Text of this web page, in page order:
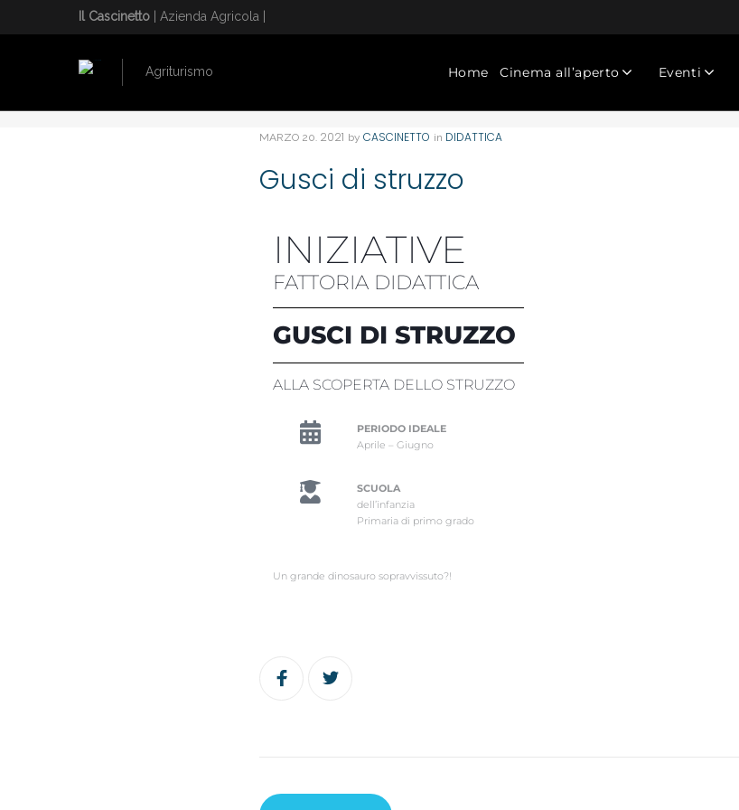
Il Cascinetto | Azienda Agricola |
Agriturismo Home Cinema all’aperto Eventi
GUSCI DI STRUZZO
MARZO 20. 2021 by CASCINETTO in DIDATTICA
Gusci di struzzo
INIZIATIVE
FATTORIA DIDATTICA
GUSCI DI STRUZZO
ALLA SCOPERTA DELLO STRUZZO
PERIODO IDEALE
Aprile – Giugno
SCUOLA
dell’infanzia
Primaria di primo grado
Un grande dinosauro sopravvissuto?!